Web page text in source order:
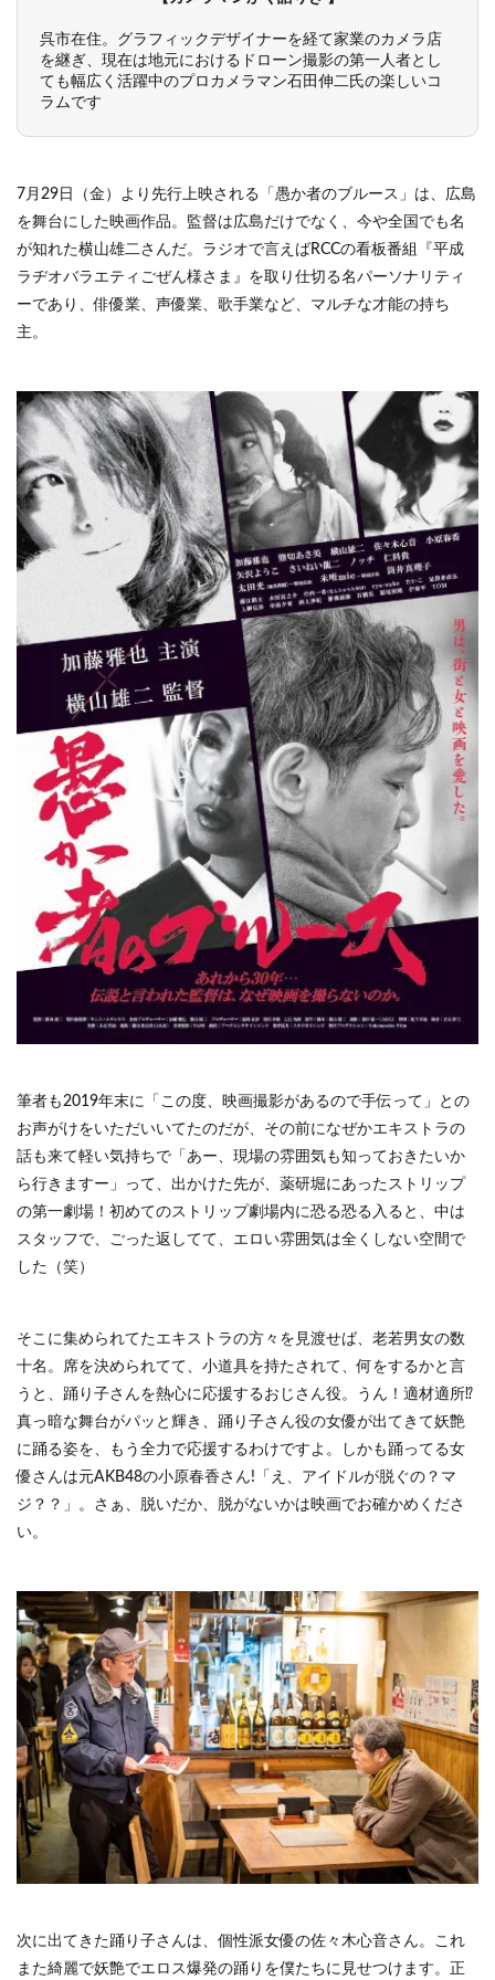
呉市在住。グラフィックデザイナーを経て家業のカメラ店
を継ぎ、現在は地元におけるドローン撮影の第一人者とし
ても幅広く活躍中のプロカメラマン石田伸二氏の楽しいコ
ラムです
7月29日（金）より先行上映される「愚か者のブルース」は、広島
を舞台にした映画作品。監督は広島だけでなく、今や全国でも名
が知れた横山雄二さんだ。ラジオで言えばRCCの看板番組『平成
ラヂオバラエティごぜん様さま』を取り仕切る名パーソナリティ
ーであり、俳優業、声優業、歌手業など、マルチな才能の持ち
主。
筆者も2019年末に「この度、映画撮影があるので手伝って」との
お声がけをいただいいてたのだが、その前になぜかエキストラの
話も来て軽い気持ちで「あー、現場の雰囲気も知っておきたいか
ら行きますー」って、出かけた先が、薬研堀にあったストリップ
の第一劇場！初めてのストリップ劇場内に恐る恐る入ると、中は
スタッフで、ごった返してて、エロい雰囲気は全くしない空間で
した（笑）
そこに集められてたエキストラの方々を見渡せば、老若男女の数
十名。席を決められてて、小道具を持たされて、何をするかと言
うと、踊り子さんを熱心に応援するおじさん役。うん！適材適所⁉
真っ暗な舞台がパッと輝き、踊り子さん役の女優が出てきて妖艶
に踊る姿を、もう全力で応援するわけですよ。しかも踊ってる女
優さんは元AKB48の小原春香さん!「え、アイドルが脱ぐの？マ
ジ？？」。さぁ、脱いだか、脱がないかは映画でお確かめくださ
い。
次に出てきた踊り子さんは、個性派女優の佐々木心音さん。これ
また綺麗で妖艶でエロス爆発の踊りを僕たちに見せつけます。正